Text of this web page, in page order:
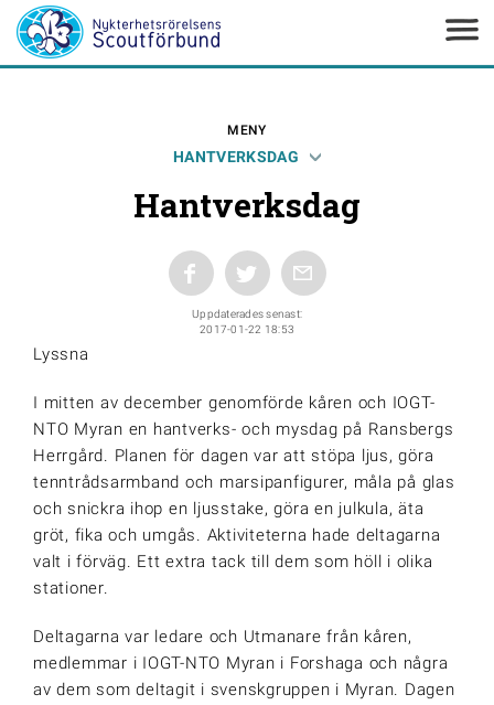
MENY
HANTVERKSDAG
Hantverksdag
Uppdaterades senast:
2017-01-22 18:53
Lyssna
I mitten av december genomförde kåren och IOGT-
NTO Myran en hantverks- och mysdag på Ransbergs
Herrgård. Planen för dagen var att stöpa ljus, göra
tenntrådsarmband och marsipanfigurer, måla på glas
och snickra ihop en ljusstake, göra en julkula, äta
gröt, fika och umgås. Aktiviteterna hade deltagarna
valt i förväg. Ett extra tack till dem som höll i olika
stationer.
Deltagarna var ledare och Utmanare från kåren,
medlemmar i IOGT-NTO Myran i Forshaga och några
av dem som deltagit i svenskgruppen i Myran. Dagen